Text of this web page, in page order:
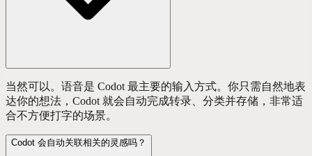
当然可以。语音是 Codot 最主要的输入方式。你只需自然地表
达你的想法，Codot 就会自动完成转录、分类并存储，非常适
合不方便打字的场景。
Codot 会自动关联相关的灵感吗？